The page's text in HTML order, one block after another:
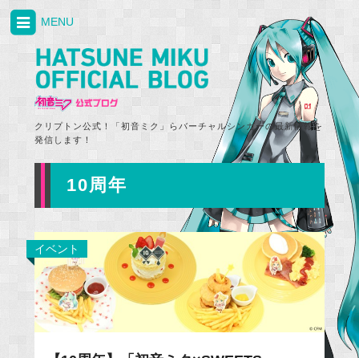
クリプトン公式！「初音ミク」らバーチャルシンガーの最新情報を
発信します！
MENU
10周年
イベント